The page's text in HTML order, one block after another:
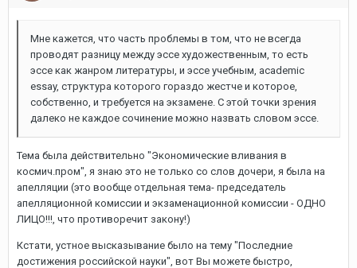
Мне кажется, что часть проблемы в том, что не всегда
проводят разницу между эссе художественным, то есть
эссе как жанром литературы, и эссе учебным, academic
essay, структура которого гораздо жестче и которое,
собственно, и требуется на экзамене. С этой точки зрения
далеко не каждое сочинение можно назвать словом эссе.
Тема была действительно "Экономические вливания в
космич.пром", я знаю это не только со слов дочери, я была на
апелляции (это вообще отдельная тема- председатель
апелляционной комиссии и экзаменационной комиссии - ОДНО
ЛИЦО!!!, что противоречит закону!)
Кстати, устное высказывание было на тему "Последние
достижения российской науки", вот Вы можете быстро,